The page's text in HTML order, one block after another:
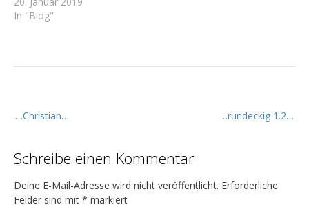
In "Blog"
e
t
r
a
…rundeckig 1.2…
…Christian…
Schreibe einen Kommentar
Deine E-Mail-Adresse wird nicht veröffentlicht. Erforderliche
Felder sind mit * markiert